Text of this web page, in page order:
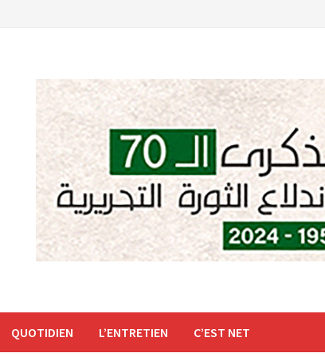
QUOTIDIEN L’ENTRETIEN C’EST NET